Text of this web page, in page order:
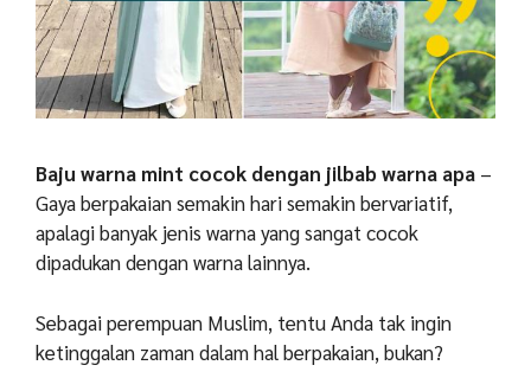
Baju warna mint cocok dengan jilbab warna apa –
Gaya berpakaian semakin hari semakin bervariatif,
apalagi banyak jenis warna yang sangat cocok
dipadukan dengan warna lainnya.
Sebagai perempuan Muslim, tentu Anda tak ingin
ketinggalan zaman dalam hal berpakaian, bukan?